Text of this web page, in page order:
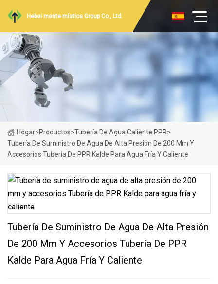
Hebei mente mística Group Co., Ltd.
Hogar>Productos>Tubería De Agua Caliente PPR>
Tubería De Suministro De Agua De Alta Presión De 200 Mm Y
Accesorios Tubería De PPR Kalde Para Agua Fría Y Caliente
Tubería De Suministro De Agua De Alta Presión
De 200 Mm Y Accesorios Tubería De PPR
Kalde Para Agua Fría Y Caliente